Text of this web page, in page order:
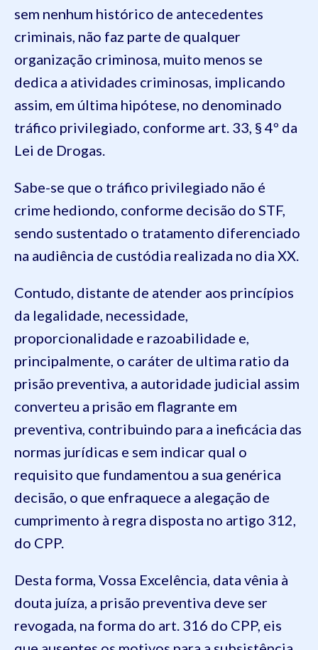
sem nenhum histórico de antecedentes
criminais, não faz parte de qualquer
organização criminosa, muito menos se
dedica a atividades criminosas, implicando
assim, em última hipótese, no denominado
tráfico privilegiado, conforme art. 33, § 4º da
Lei de Drogas.
Sabe-se que o tráfico privilegiado não é
crime hediondo, conforme decisão do STF,
sendo sustentado o tratamento diferenciado
na audiência de custódia realizada no dia XX.
Contudo, distante de atender aos princípios
da legalidade, necessidade,
proporcionalidade e razoabilidade e,
principalmente, o caráter de ultima ratio da
prisão preventiva, a autoridade judicial assim
converteu a prisão em flagrante em
preventiva, contribuindo para a ineficácia das
normas jurídicas e sem indicar qual o
requisito que fundamentou a sua genérica
decisão, o que enfraquece a alegação de
cumprimento à regra disposta no artigo 312,
do CPP.
Desta forma, Vossa Excelência, data vênia à
douta juíza, a prisão preventiva deve ser
revogada, na forma do art. 316 do CPP, eis